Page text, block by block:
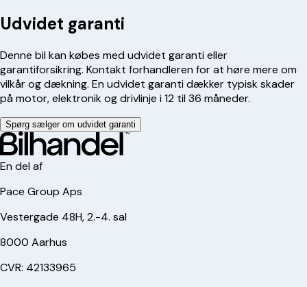
Udvidet garanti
Denne bil kan købes med udvidet garanti eller
garantiforsikring. Kontakt forhandleren for at høre mere om
vilkår og dækning. En udvidet garanti dækker typisk skader
på motor, elektronik og drivlinje i 12 til 36 måneder.
Spørg sælger om udvidet garanti
En del af
Pace Group Aps
Vestergade 48H, 2.-4. sal
8000 Aarhus
CVR: 42133965